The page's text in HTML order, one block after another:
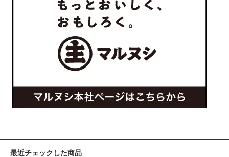
最近チェックした商品